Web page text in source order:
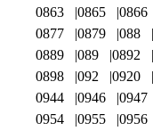
0863
0865 0866
0877
0879 088
0889
089 0892
0898
092 0920
0944
0946 0947
0954
0955 0956